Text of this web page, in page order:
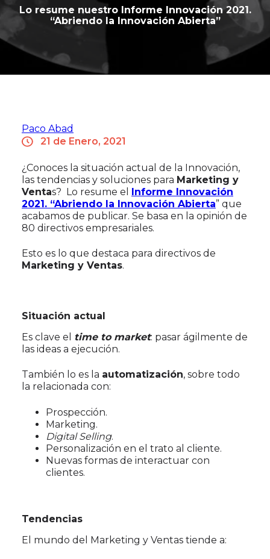
Lo resume nuestro Informe Innovación 2021.
“Abriendo la Innovación Abierta”
Paco Abad
21 de Enero, 2021
¿Conoces la situación actual de la Innovación,
las tendencias y soluciones para Marketing y
Ventas? Lo resume el Informe Innovación
2021. “Abriendo la Innovación Abierta” que
acabamos de publicar. Se basa en la opinión de
80 directivos empresariales.
Esto es lo que destaca para directivos de
Marketing y Ventas.
Situación actual
Es clave el
time to market: pasar ágilmente de
las ideas a ejecución.
También lo es la automatización, sobre todo
la relacionada con:
Prospección.
Marketing.
Digital Selling.
Personalización en el trato al cliente.
Nuevas formas de interactuar con
clientes.
Tendencias
El mundo del Marketing y Ventas tiende a: